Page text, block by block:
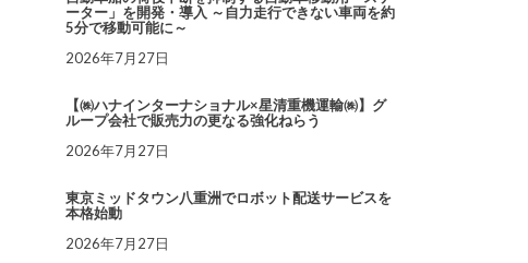
ーター」を開発・導入 ～自力走行できない車両を約
5分で移動可能に～
2026年7月27日
【㈱ハナインターナショナル×星清重機運輸㈱】グ
ループ会社で販売力の更なる強化ねらう
2026年7月27日
東京ミッドタウン八重洲でロボット配送サービスを
本格始動
2026年7月27日